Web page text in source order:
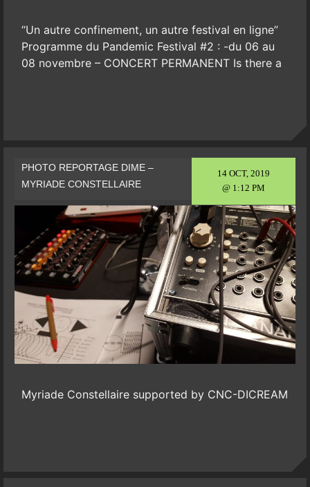
“Un autre confinement, un autre festival en ligne”
Programme du Pandemic Festival #2 : -du 06 au
08 novembre – CONCERT PERMANENT Is there a
14 OCT, 2019
@ 1:12 PM
PHOTO REPORTAGE DIME –
MYRIADE CONSTELLAIRE
Myriade Constellaire supported by CNC-DICREAM